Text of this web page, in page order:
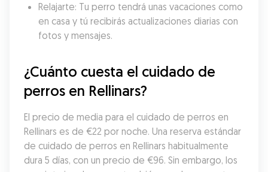
Relajarte: Tu perro tendrá unas vacaciones como
en casa y tú recibirás actualizaciones diarias con
fotos y mensajes.
¿Cuánto cuesta el cuidado de
perros en Rellinars?
El precio de media para el cuidado de perros en
Rellinars es de €22 por noche. Una reserva estándar
de cuidado de perros en Rellinars habitualmente
dura 5 días, con un precio de €96. Sin embargo, los